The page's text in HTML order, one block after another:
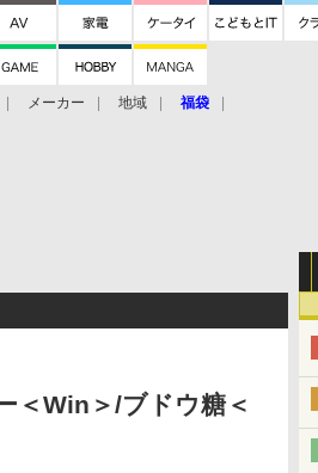
メーカー 地域 福袋
＜Win＞/ブドウ糖＜